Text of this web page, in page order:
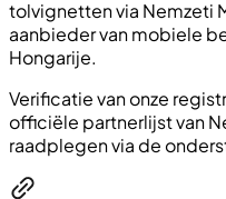
tolvignetten via Nemzeti
aanbieder van mobiele
Hongarije.
Verificatie van onze
officiële partnerlijst van
raadplegen via de